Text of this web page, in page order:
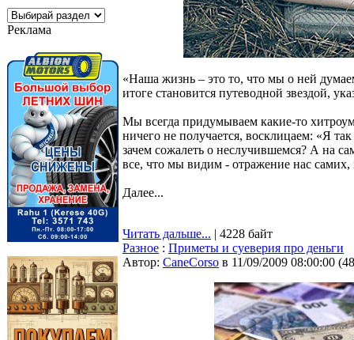
Реклама
«Наша жизнь – это то, что мы о ней
итоге становится путеводной звездой,
Мы всегда придумываем какие-то
ничего не получается, восклицаем: «Я
зачем сожалеть о неслучившемся? А на
все, что мы видим - отражение нас
Далее...
Читать дальше... | 4228 байт
Разное : Приметы и суеверия про деньги
Автор: CaneCorso в 11/09/2009 08:00:00 (